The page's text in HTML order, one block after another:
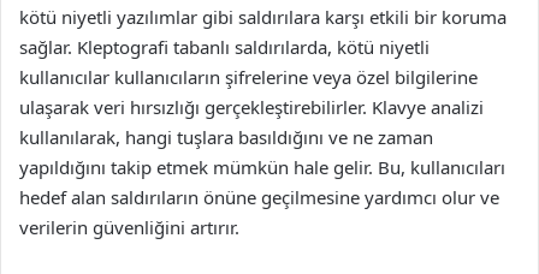
kötü niyetli yazılımlar gibi saldırılara karşı etkili bir koruma
sağlar. Kleptografi tabanlı saldırılarda, kötü niyetli
kullanıcılar kullanıcıların şifrelerine veya özel bilgilerine
ulaşarak veri hırsızlığı gerçekleştirebilirler. Klavye analizi
kullanılarak, hangi tuşlara basıldığını ve ne zaman
yapıldığını takip etmek mümkün hale gelir. Bu, kullanıcıları
hedef alan saldırıların önüne geçilmesine yardımcı olur ve
verilerin güvenliğini artırır.